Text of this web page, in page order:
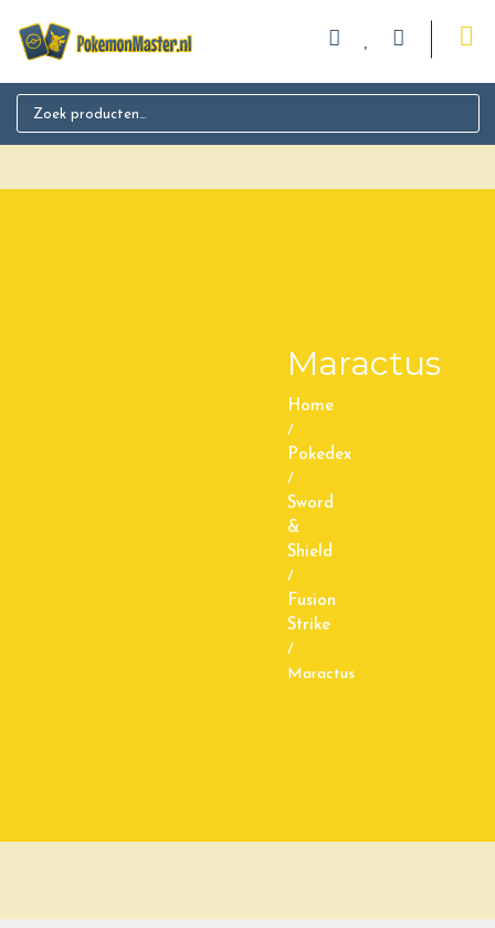
Search for:
Maractus
Home
/
Pokedex
/
Sword
&
Shield
/
Fusion
Strike
/
Maractus